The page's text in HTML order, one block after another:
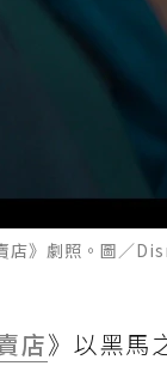
店》劇照。圖／
店》以黑馬